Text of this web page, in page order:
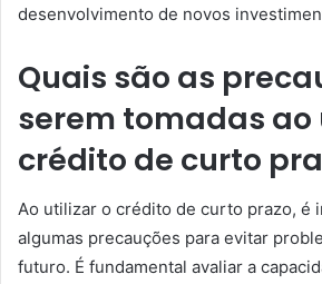
desenvolvimento de novos
Quais são as
serem tomadas ao
crédito de curto
Ao utilizar o crédito de curto prazo, é
algumas precauções para evitar
futuro. É fundamental avaliar a